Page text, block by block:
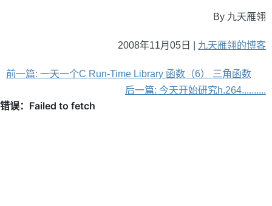
By 九天雁翎
2008年11月05日 | 九天雁翎的博客
前一篇: 一天一个C Run-Time Library 函数（6） 三角函数
后一篇: 今天开始研究h.264..........